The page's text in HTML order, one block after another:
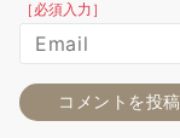
［必須入力］